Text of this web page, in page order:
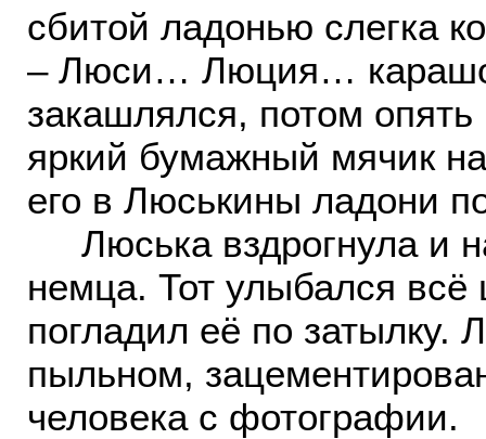
сбитой ладонью слегка
– Люси… Люция…
закашлялся, потом
яркий бумажный мячик
его в Люськины ладони
Люська вздрогнула и
немца. Тот улыбался всё
погладил её по затылку.
пыльном,
человека с фотографии.